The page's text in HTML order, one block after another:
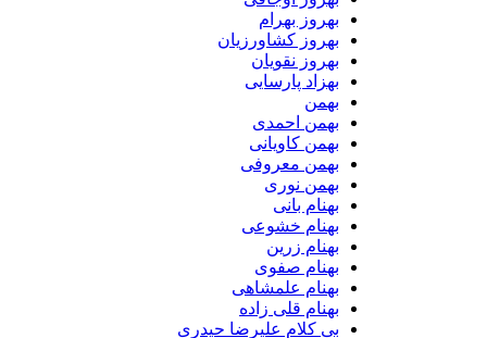
بهروز بهرام
بهروز کشاورزیان
بهروز نقویان
بهزاد پارسایی
بهمن
بهمن احمدی
بهمن کاویانی
بهمن معروفی
بهمن نوری
بهنام بانی
بهنام خشوعی
بهنام زرین
بهنام صفوی
بهنام علمشاهی
بهنام قلی زاده
بی کلام علیرضا حیدری